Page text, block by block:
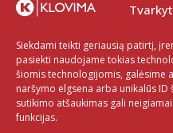
Siekdami teikti geriausią patirtį,
pasiekti naudojame tokias
šiomis technologijomis, galėsime
naršymo elgsena arba unikalūs
sutikimo atšaukimas gali
funkcijas.